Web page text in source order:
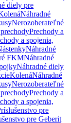
diely pre
Náhradné
Nerozoberateľné
Prechody a
a spojenia,
Náhradné
FKMNáhradné
Náhradné diely
KolenáNáhradné
Nerozoberateľné
Prechody a
a spojenia,
pre
pre Geberit